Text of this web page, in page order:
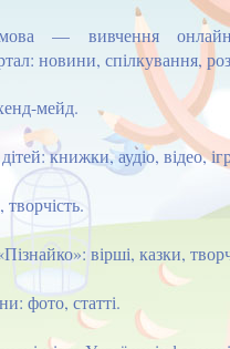
— вивчення онлайн,
розваги,
мейд.
книжки, аудіо, відео,
вірші, казки,
фото, статті.